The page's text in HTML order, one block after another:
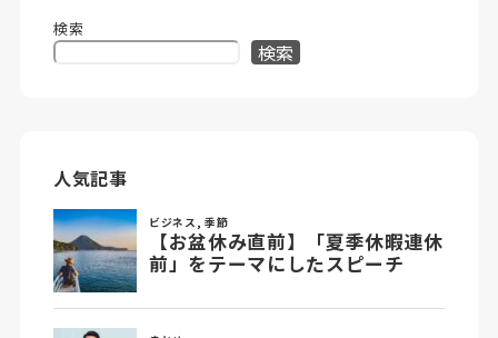
検索
検索
人気記事